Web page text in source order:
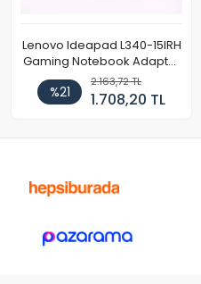
Lenovo Ideapad L340-15IRH
Gaming Notebook Adaptör
Cihazı Şarj Aleti (150W)
%21
2.163,72 TL
1.708,20 TL